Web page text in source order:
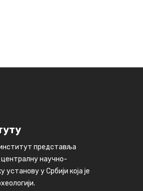
представља
централну научно-
установу у Србији која је